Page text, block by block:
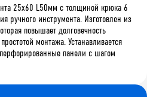
25х60 L50мм с толщиной крюка 6
ручного инструмента. Изготовлен из
повышает долговечность
монтажа. Устанавливается
панели с шагом